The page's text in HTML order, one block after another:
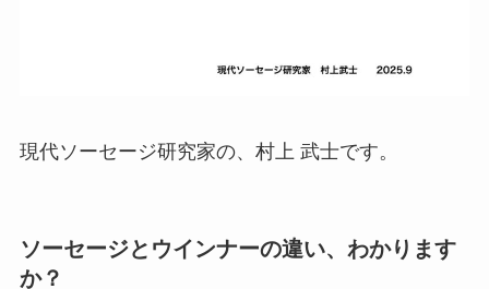
現代ソーセージ研究家の、村上 武士です。
ソーセージとウインナーの違い、わかります
か？